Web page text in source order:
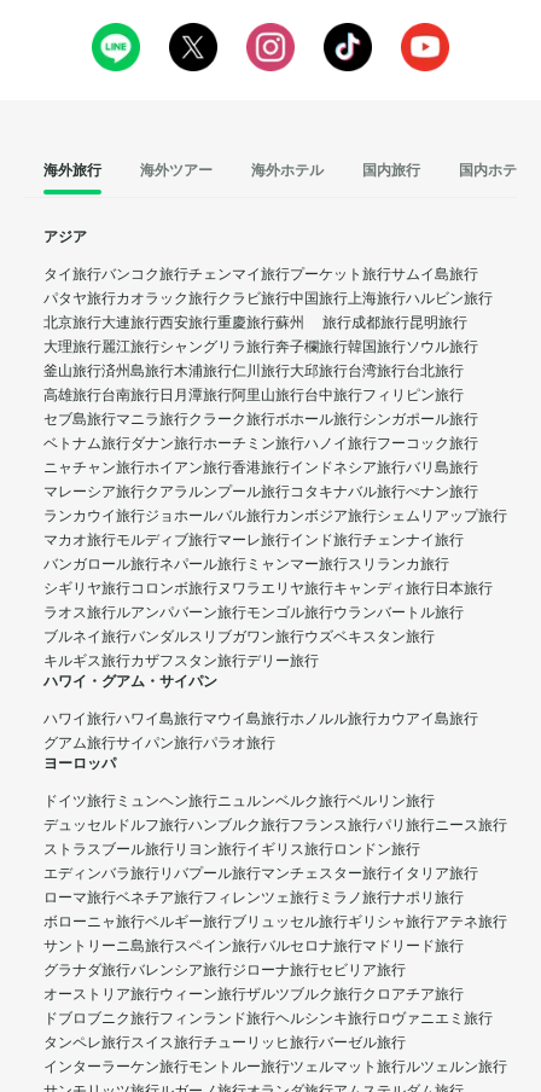
海外旅行 海外ツアー 海外ホテル 国内旅行 国内ホテル
アジア
タイ旅行バンコク旅行チェンマイ旅行プーケット旅行サムイ島旅行
パタヤ旅行カオラック旅行クラビ旅行中国旅行上海旅行ハルビン旅行
北京旅行大連旅行西安旅行重慶旅行蘇州 旅行成都旅行昆明旅行
大理旅行麗江旅行シャングリラ旅行奔子欄旅行韓国旅行ソウル旅行
釜山旅行済州島旅行木浦旅行仁川旅行大邱旅行台湾旅行台北旅行
高雄旅行台南旅行日月潭旅行阿里山旅行台中旅行フィリピン旅行
セブ島旅行マニラ旅行クラーク旅行ボホール旅行シンガポール旅行
ベトナム旅行ダナン旅行ホーチミン旅行ハノイ旅行フーコック旅行
ニャチャン旅行ホイアン旅行香港旅行インドネシア旅行バリ島旅行
マレーシア旅行クアラルンプール旅行コタキナバル旅行ぺナン旅行
ランカウイ旅行ジョホールバル旅行カンボジア旅行シェムリアップ旅行
マカオ旅行モルディブ旅行マーレ旅行インド旅行チェンナイ旅行
バンガロール旅行ネパール旅行 ミャンマー旅行スリランカ旅行
シギリヤ旅行コロンボ旅行ヌワラエリヤ旅行キャンディ旅行日本旅行
ラオス旅行ルアンパバーン旅行モンゴル旅行ウランバートル旅行
ブルネイ旅行バンダルスリブガワン旅行ウズベキスタン旅行
キルギス旅行カザフスタン旅行デリー旅行
ハワイ・グアム・サイパン
ハワイ旅行ハワイ島旅行マウイ島旅行ホノルル旅行カウアイ島旅行
グアム旅行サイパン旅行パラオ旅行
ヨーロッパ
ドイツ旅行 ミュンヘン旅行ニュルンベルク旅行ベルリン旅行
デュッセルドルフ旅行ハンブルク旅行フランス旅行パリ旅行ニース旅行
ストラスブール旅行リヨン旅行イギリス旅行ロンドン旅行
エディンバラ旅行リバプール旅行マンチェスター旅行イタリア旅行
ローマ旅行ベネチア旅行フィレンツェ旅行 ミラノ旅行ナポリ旅行
ボローニャ旅行ベルギー旅行ブリュッセル旅行ギリシャ旅行アテネ旅行
サントリーニ島旅行スペイン旅行バルセロナ旅行マドリード旅行
グラナダ旅行バレンシア旅行ジローナ旅行セビリア旅行
オーストリア旅行ウィーン旅行ザルツブルク旅行クロアチア旅行
ドブロブニク旅行フィンランド旅行ヘルシンキ旅行ロヴァニエミ旅行
タンペレ旅行スイス旅行チューリッヒ旅行バーゼル旅行
インターラーケン旅行モントルー旅行ツェルマット旅行ルツェルン旅行